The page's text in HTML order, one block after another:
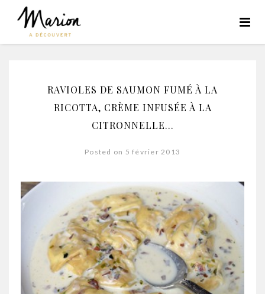
RAVIOLES DE SAUMON FUMÉ À LA
RICOTTA, CRÈME INFUSÉE À LA
CITRONNELLE…
Posted on 5 février 2013